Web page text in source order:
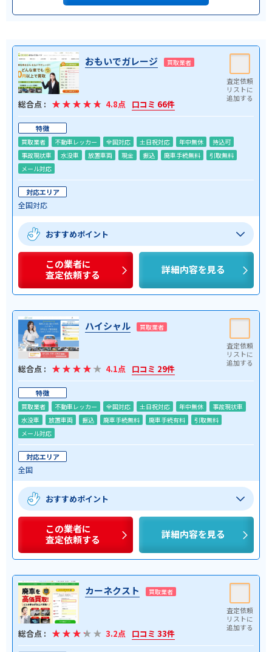
おもいでガレージ 買取業者
総合点 : 4.8点 口コミ 66件
特徴
買取業者 不動車レッカー 全国対応 土日祝対応 年中無休
持込可
事故現状車
水没車 放置車両 現金 振込 廃車手続無料
引取無料
メール対応
対応エリア
全国対応
おすすめポイント
この業者に
査定依頼する
詳細内容を見る
ハイシャル 買取業者
総合点 : 4.1点 口コミ 29件
特徴
買取業者 不動車レッカー 全国対応 土日祝対応 年中無休
事故現状車
水没車
放置車両 振込 廃車手続無料 廃車手続有料
引取無料
メール対応
対応エリア
全国
おすすめポイント
この業者に
査定依頼する
詳細内容を見る
カーネクスト 買取業者
総合点 : 3.2点 口コミ 33件